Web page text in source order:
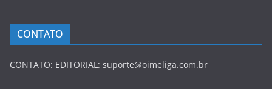
CONTATO
CONTATO: EDITORIAL: suporte@oimeliga.com.br